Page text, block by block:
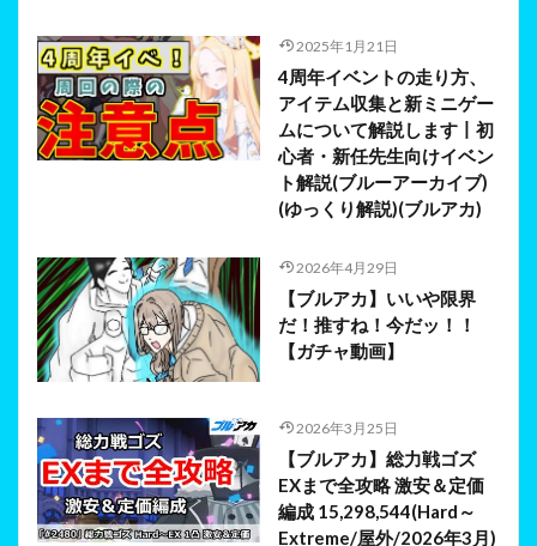
2025年1月21日
4周年イベントの走り方、
アイテム収集と新ミニゲー
ムについて解説します丨初
心者・新任先生向けイベン
ト解説(ブルーアーカイブ)
(ゆっくり解説)(ブルアカ)
2026年4月29日
【ブルアカ】いいや限界
だ！推すね！今だッ！！
【ガチャ動画】
2026年3月25日
【ブルアカ】総力戦ゴズ
EXまで全攻略 激安＆定価
編成 15,298,544(Hard～
Extreme/屋外/2026年3月)